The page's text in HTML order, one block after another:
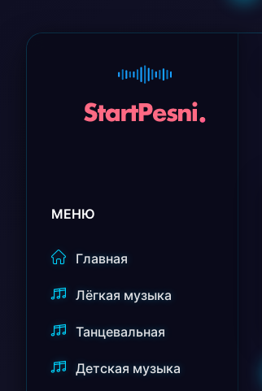
МЕНЮ
Главная
Лёгкая музыка
Танцевальная
Детская музыка